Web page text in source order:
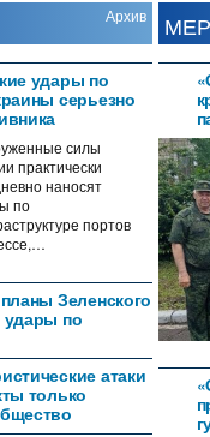
Архив
удары по
серьезно
силы
практически
наносят
по
портов
Зеленского
по
атаки
только